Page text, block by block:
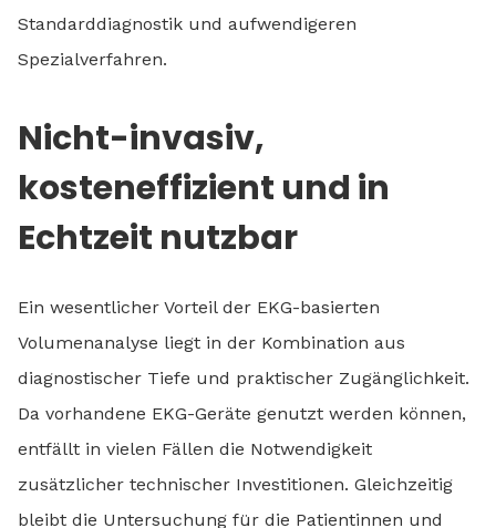
Standarddiagnostik und aufwendigeren
Spezialverfahren.
Nicht-invasiv,
kosteneffizient und in
Echtzeit nutzbar
Ein wesentlicher Vorteil der EKG-basierten
Volumenanalyse liegt in der Kombination aus
diagnostischer Tiefe und praktischer Zugänglichkeit.
Da vorhandene EKG-Geräte genutzt werden können,
entfällt in vielen Fällen die Notwendigkeit
zusätzlicher technischer Investitionen. Gleichzeitig
bleibt die Untersuchung für die Patientinnen und